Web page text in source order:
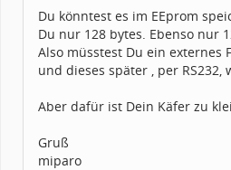
Du könntest es im EEprom
Du nur 128 bytes. Ebenso nur
Also müsstest Du ein externes
und dieses später , per RS232,
Aber dafür ist Dein Käfer zu
Gruß
miparo